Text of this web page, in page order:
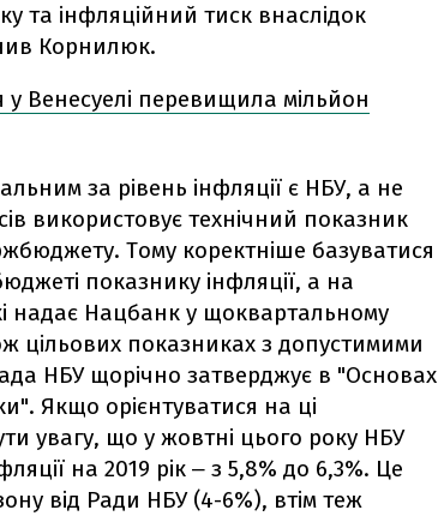
та інфляційний тиск внаслідок
Корнилюк.
у Венесуелі перевищила мільйон
за рівень інфляції є НБУ, а не
використовує технічний показник
Тому коректніше базуватися
показнику інфляції, а на
надає Нацбанк у щоквартальному
цільових показниках з допустимими
НБУ щорічно затверджує в "Основах
Якщо орієнтуватися на ці
увагу, що у жовтні цього року НБУ
на 2019 рік ‒ з 5,8% до 6,3%. Це
від Ради НБУ (4-6%), втім теж